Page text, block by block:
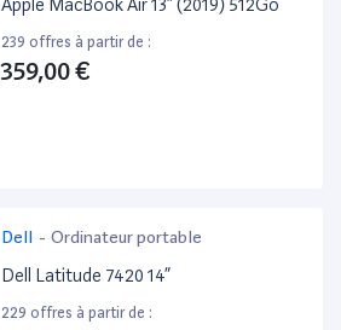
Apple MacBook Air 13” (2019) 512Go
239 offres à partir de :
359,00 €
Dell - Ordinateur portable
Dell Latitude 7420 14”
229 offres à partir de :